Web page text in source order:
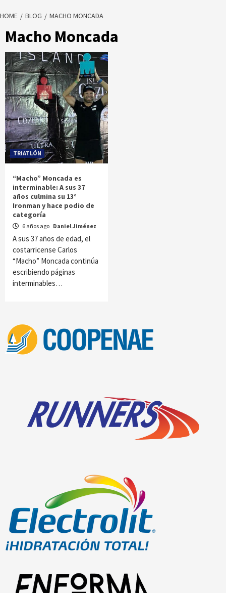
HOME BLOG MACHO MONCADA
Macho Moncada
TRIATLÓN
“Macho” Moncada es
interminable: A sus 37
años culmina su 13°
Ironman y hace podio de
categoría
6 años ago Daniel Jiménez
A sus 37 años de edad, el
costarricense Carlos
“Macho” Moncada continúa
escribiendo páginas
interminables…